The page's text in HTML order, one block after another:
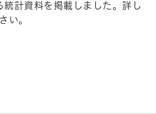
計資料を掲載しました。詳し
い。